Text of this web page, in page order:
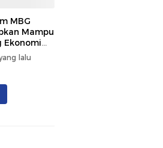
MBG
Mampu
Ekonomi
DPRD
Tekankan
lalu